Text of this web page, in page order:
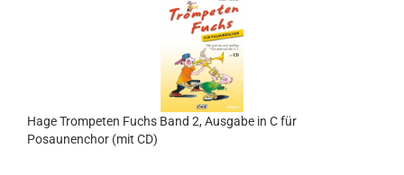
Hage Trompeten Fuchs Band 2, Ausgabe in C für
Posaunenchor (mit CD)